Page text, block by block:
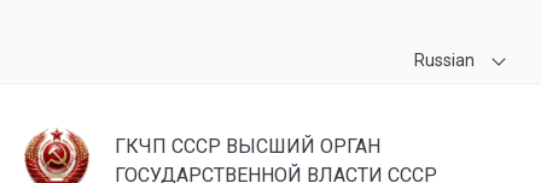
Russian
ГКЧП СССР ВЫСШИЙ ОРГАН
ГОСУДАРСТВЕННОЙ ВЛАСТИ СССР